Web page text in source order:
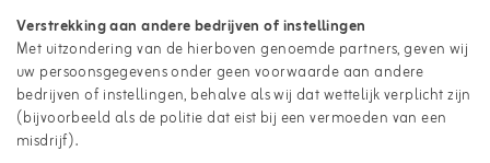
Verstrekking aan andere bedrijven of instellingen
Met uitzondering van de hierboven genoemde partners, geven wij
uw persoonsgegevens onder geen voorwaarde aan andere
bedrijven of instellingen, behalve als wij dat wettelijk verplicht zijn
(bijvoorbeeld als de politie dat eist bij een vermoeden van een
misdrijf).